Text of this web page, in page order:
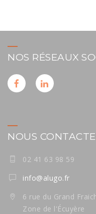
NOS RÉSEAUX
NOUS
02 41 63 98 59
info@alugo.fr
6 rue du Grand
Zone de l'Écuyère